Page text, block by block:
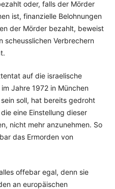
oder, falls der Mörder
ist, finanzielle Belohnungen
der Mörder bezahlt, beweist
scheusslichen Verbrechern
auf die israelische
Jahre 1972 in München
soll, hat bereits gedroht
eine Einstellung dieser
nicht mehr anzunehmen. So
das Ermorden von
offebar egal, denn sie
an europäischen